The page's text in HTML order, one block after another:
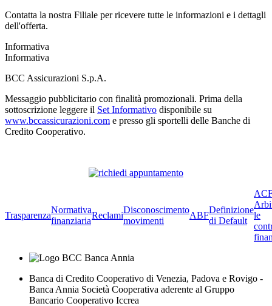
Contatta la nostra Filiale per ricevere tutte le informazioni e i dettagli
dell'offerta.
Informativa
Informativa
BCC Assicurazioni S.p.A.
Messaggio pubblicitario con finalità promozionali. Prima della
sottoscrizione leggere il Set Informativo disponibile su
www.bccassicurazioni.com e presso gli sportelli delle Banche di
Credito Cooperativo.
Trasparenza
Normativa
finanziaria
Reclami
Disconoscimento
movimenti
ABF
Definizione
di Default
le
Banca di Credito Cooperativo di Venezia, Padova e Rovigo -
Banca Annia Società Cooperativa aderente al Gruppo
Bancario Cooperativo Iccrea